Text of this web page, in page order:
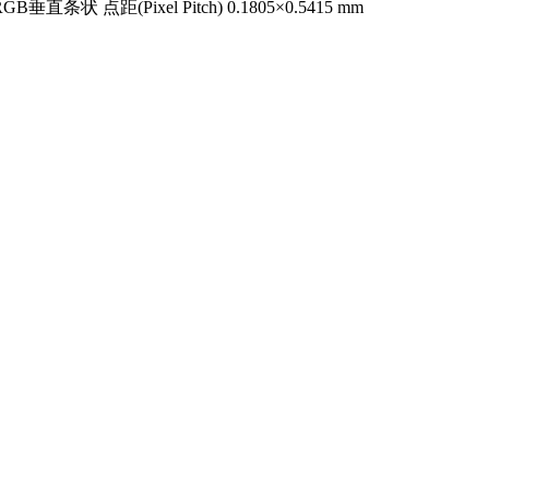
垂直条状 点距(Pixel Pitch) 0.1805×0.5415 mm